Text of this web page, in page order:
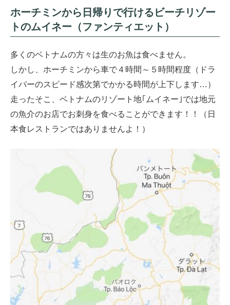
ホーチミンから日帰りで行けるビーチリゾー
トのムイネー（ファンティエット）
多くのベトナムの方々は生のお魚は食べません。
しかし、ホーチミンから車で４時間～５時間程度（ドラ
イバーのスピード感次第でかかる時間が上下します…）
走ったそこ、ベトナムのリゾート地｢ムイネー｣では地元
の魚介のお店でお刺身を食べることができます！！（日
本食レストランではありませんよ！）